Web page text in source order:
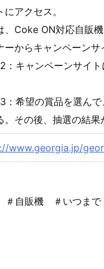
にアクセス。
、Coke ON対応自販
ーからキャンペーンサ
：キャンペーンサイ
：希望の賞品を選ん
。その後、抽選の結果
www.georgia.jp/
＃自販機 ＃いつまで